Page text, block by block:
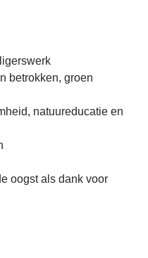
betrokken, groen
natuureducatie en
oogst als dank voor